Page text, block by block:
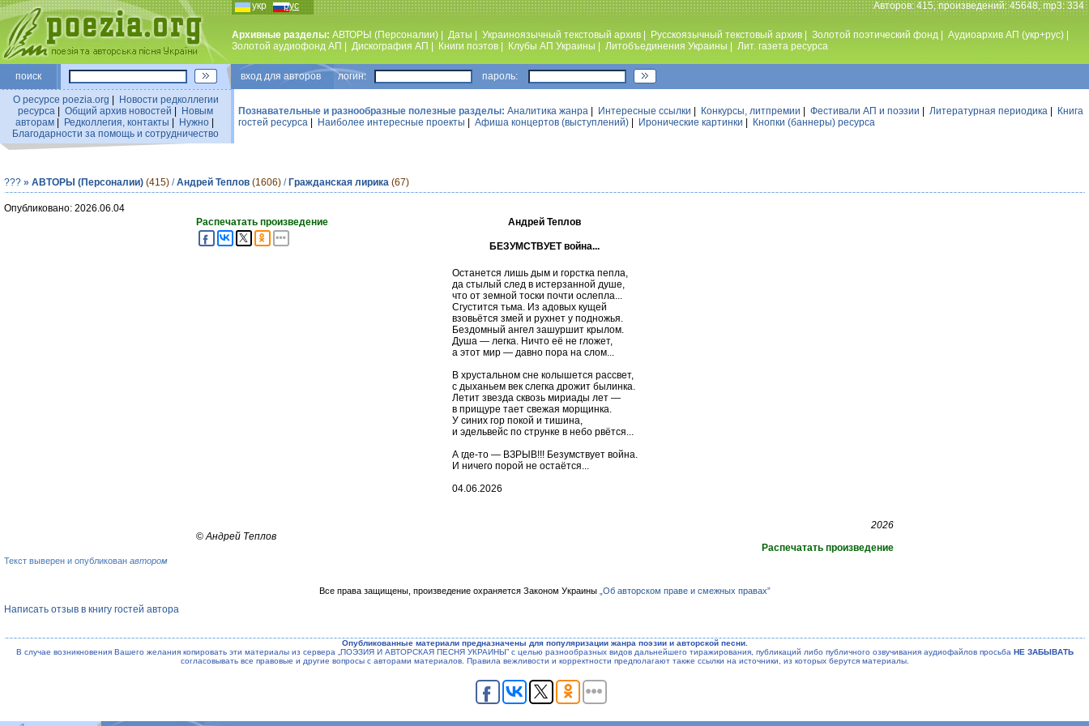
укр рус Авторов: 415, произведений: 45648, mp3: 334
Архивные разделы: АВТОРЫ (Персоналии) Даты Украиноязычный текстовый архив Русскоязычный текстовый архив Золотой поэтический фонд Аудиоархив АП (укр+рус)
Золотой аудиофонд АП
Дискография АП Книги поэтов Клубы АП Украины Литобъединения Украины Лит. газета ресурса
поиск вход для авторов логин: пароль:
О ресурсе poezia.org
Новости редколлегии
ресурса
Общий архив новостей
Новым
авторам| Редколлегия, контакты Нужно|
Благодарности за помощь и сотрудничество
Познавательные и разнообразные полезные разделы: Аналитика жанра Интересные ссылки Конкурсы, литпремии Фестивали АП и поэзии Литературная периодика
Книга
гостей ресурса
Наиболее интересные проекты Афиша концертов (выступлений) Иронические картинки Кнопки (баннеры) ресурса
??? » АВТОРЫ (Персоналии) (415) /Андрей Теплов (1606) / Гражданская лирика (67)
Опубликовано: 2026.06.04
Распечатать произведение
Андрей Теплов
БЕЗУМСТВУЕТ война...
Останется лишь дым и горстка пепла,
да стылый след в истерзанной душе,
что от земной тоски почти ослепла...
Сгустится тьма. Из адовых кущей
взовьётся змей и рухнет у подножья.
Бездомный ангел зашуршит крылом.
Душа — легка. Ничто её не гложет,
а этот мир — давно пора на слом...
В хрустальном сне колышется рассвет,
с дыханьем век слегка дрожит былинка.
Летит звезда сквозь мириады лет —
в прищуре тает свежая морщинка.
У синих гор покой и тишина,
и эдельвейс по струнке в небо рвётся...
А где-то — ВЗРЫВ!!! Безумствует война.
И ничего порой не остаётся...
04.06.2026
2026
©Андрей Теплов
Распечатать произведение
Текст выверен и опубликован автором
Все права защищены, произведение охраняется Законом Украины „Об авторском праве и смежных правах”
Написать отзыв в книгу гостей автора
Опубликованные материали предназначены для популяризации жанра поэзии и авторской песни.
В случае возникновения Вашего желания копировать эти материалы из сервера „ПОЭЗИЯ И АВТОРСКАЯ ПЕСНЯ УКРАИНЫ” с целью разнообразных видов дальнейшего тиражирования, публикаций либо публичного озвучивания аудиофайлов просьба НЕ ЗАБЫВАТЬ
согласовывать все правовые и другие вопросы с авторами материалов. Правила вежливости и корректности предполагают также ссылки на источники, из которых берутся материалы.